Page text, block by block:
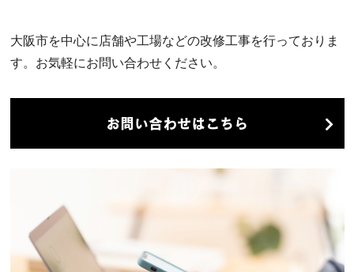
大阪市を中心に店舗や工場などの改修工事を行っておりま
す。お気軽にお問い合わせください。
お問い合わせはこちら